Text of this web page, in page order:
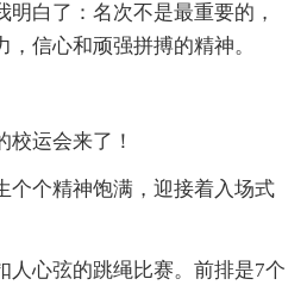
明白了：名次不是最重要的，
信心和顽强拼搏的精神。
校运会来了！
个个精神饱满，迎接着入场式
人心弦的跳绳比赛。前排是7个